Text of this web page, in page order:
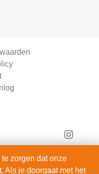
van
zorgen dat onze
Als je doorgaat met het